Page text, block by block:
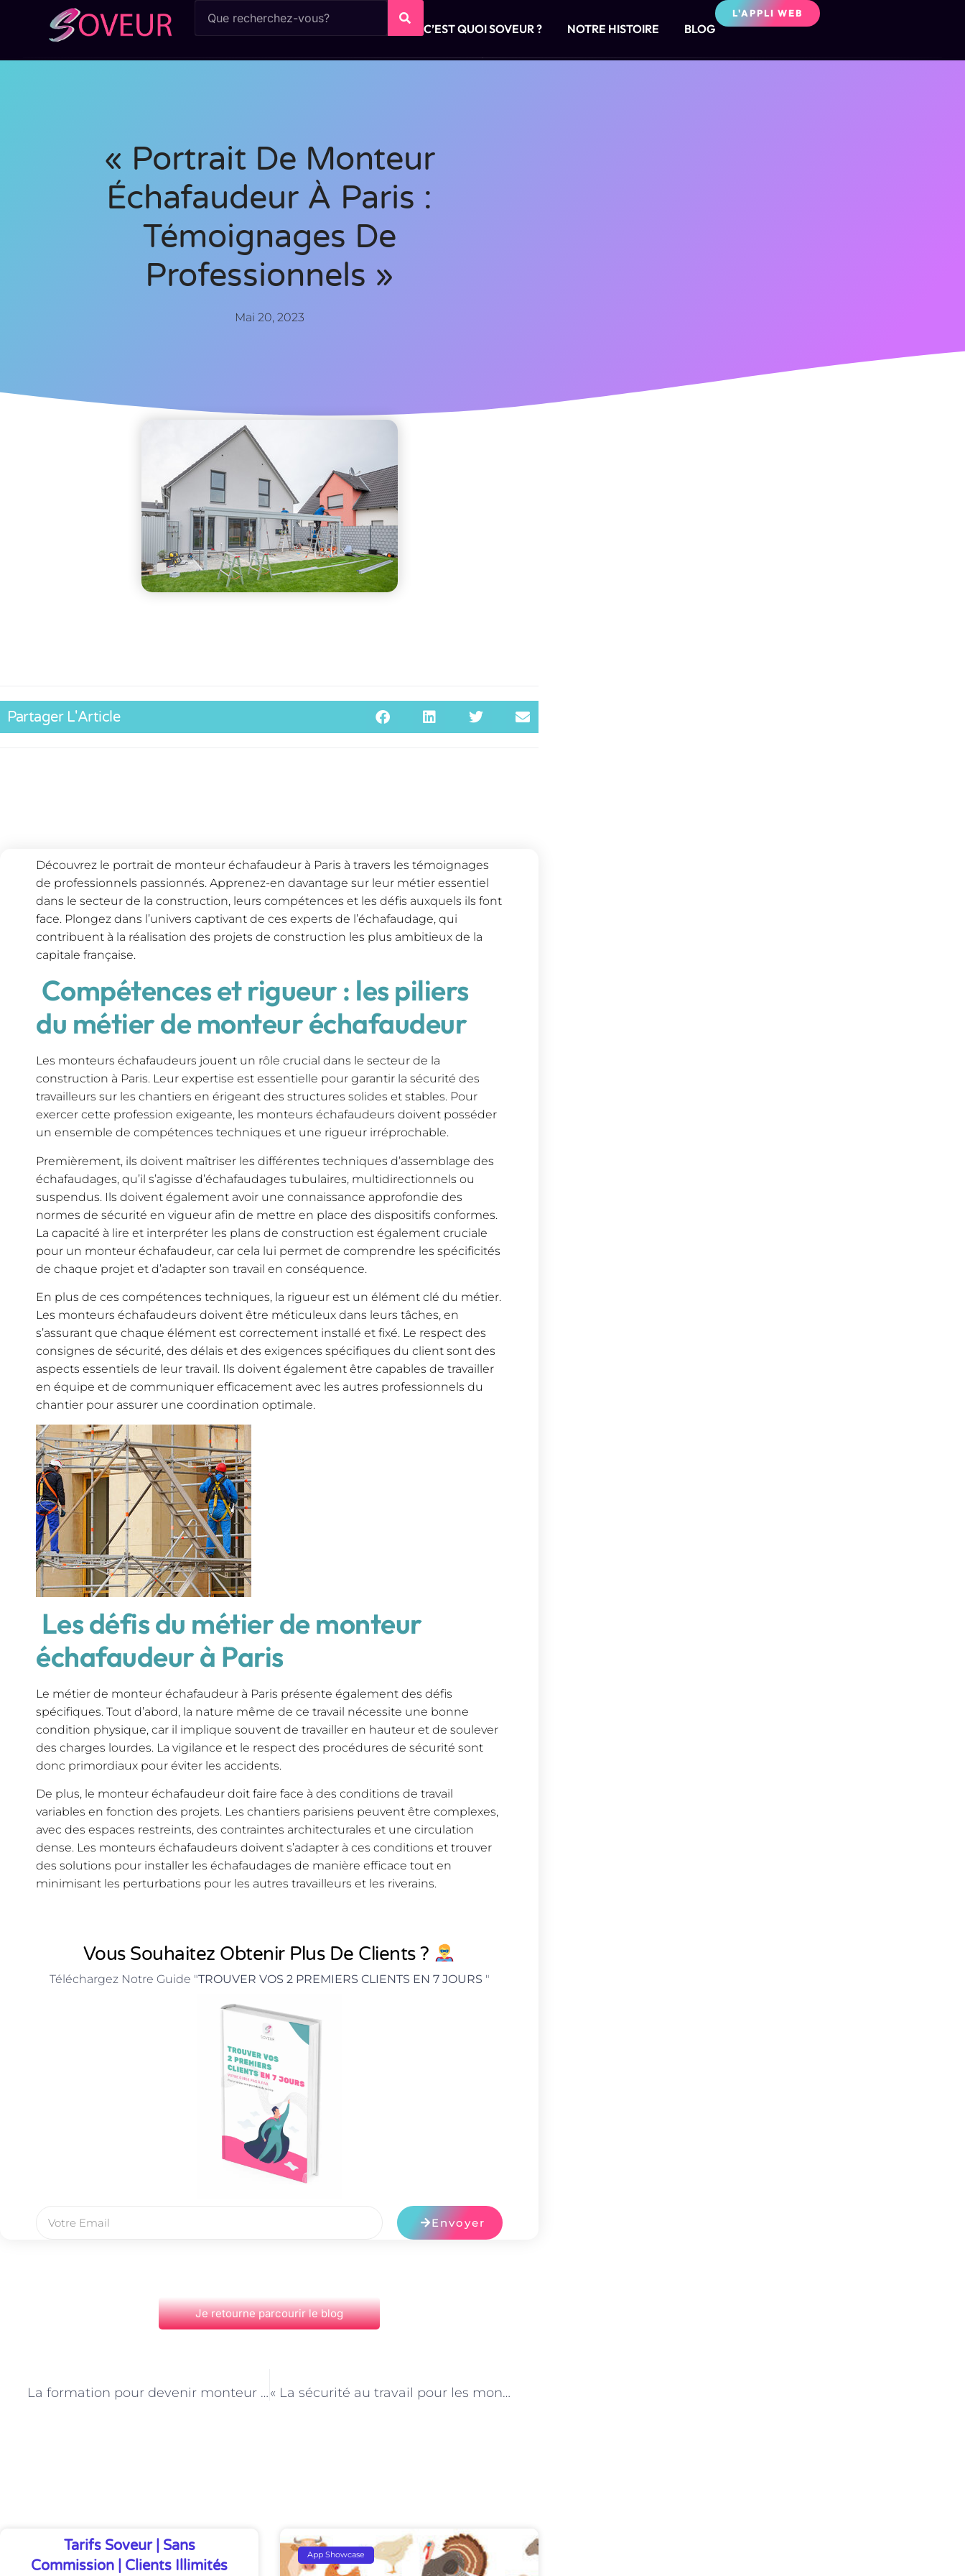
C’EST QUOI SOVEUR ? NOTRE HISTOIRE BLOG
L'APPLI WEB
« Portrait De Monteur
Échafaudeur À Paris :
Témoignages De
Professionnels »
Mai 20, 2023
Partager L'Article
Découvrez le portrait de monteur échafaudeur à Paris à travers les témoignages
de professionnels passionnés. Apprenez-en davantage sur leur métier essentiel
dans le secteur de la construction, leurs compétences et les défis auxquels ils font
face. Plongez dans l’univers captivant de ces experts de l’échafaudage, qui
contribuent à la réalisation des projets de construction les plus ambitieux de la
capitale française.
Compétences et rigueur : les piliers
du métier de monteur échafaudeur
Les monteurs échafaudeurs jouent un rôle crucial dans le secteur de la
construction à Paris. Leur expertise est essentielle pour garantir la sécurité des
travailleurs sur les chantiers en érigeant des structures solides et stables. Pour
exercer cette profession exigeante, les monteurs échafaudeurs doivent posséder
un ensemble de compétences techniques et une rigueur irréprochable.
Premièrement, ils doivent maîtriser les différentes techniques d’assemblage des
échafaudages, qu’il s’agisse d’échafaudages tubulaires, multidirectionnels ou
suspendus. Ils doivent également avoir une connaissance approfondie des
normes de sécurité en vigueur afin de mettre en place des dispositifs conformes.
La capacité à lire et interpréter les plans de construction est également cruciale
pour un monteur échafaudeur, car cela lui permet de comprendre les spécificités
de chaque projet et d’adapter son travail en conséquence.
En plus de ces compétences techniques, la rigueur est un élément clé du métier.
Les monteurs échafaudeurs doivent être méticuleux dans leurs tâches, en
s’assurant que chaque élément est correctement installé et fixé. Le respect des
consignes de sécurité, des délais et des exigences spécifiques du client sont des
aspects essentiels de leur travail. Ils doivent également être capables de travailler
en équipe et de communiquer efficacement avec les autres professionnels du
chantier pour assurer une coordination optimale.
Les défis du métier de monteur
échafaudeur à Paris
Le métier de monteur échafaudeur à Paris présente également des défis
spécifiques. Tout d’abord, la nature même de ce travail nécessite une bonne
condition physique, car il implique souvent de travailler en hauteur et de soulever
des charges lourdes. La vigilance et le respect des procédures de sécurité sont
donc primordiaux pour éviter les accidents.
De plus, le monteur échafaudeur doit faire face à des conditions de travail
variables en fonction des projets. Les chantiers parisiens peuvent être complexes,
avec des espaces restreints, des contraintes architecturales et une circulation
dense. Les monteurs échafaudeurs doivent s’adapter à ces conditions et trouver
des solutions pour installer les échafaudages de manière efficace tout en
minimisant les perturbations pour les autres travailleurs et les riverains.
Vous Souhaitez Obtenir Plus De Clients ?
Téléchargez Notre Guide "TROUVER VOS 2 PREMIERS CLIENTS EN 7 JOURS "
Envoyer
Je retourne parcourir le blog
La formation pour devenir monteur échafaudeur à Paris » « La sécurité au travail pour les monteurs échafaudeurs à Paris »
Tarifs Soveur | Sans
Commission | Clients Illimités
App Showcase